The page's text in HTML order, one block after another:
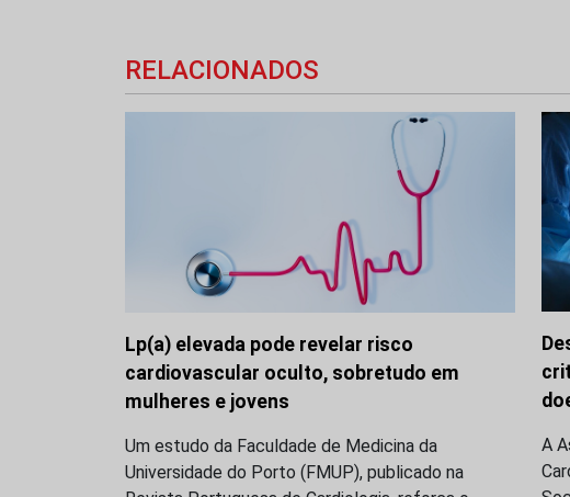
RELACIONADOS
Lp(a) elevada pode revelar risco
cardiovascular oculto, sobretudo em
mulheres e jovens
Um estudo da Faculdade de Medicina da
Universidade do Porto (FMUP), publicado na
A